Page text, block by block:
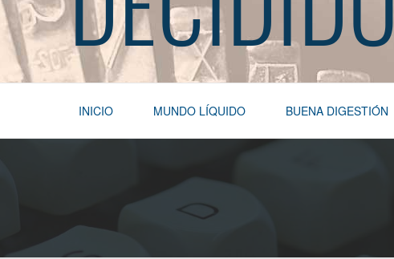
INICIO MUNDO LÍQUIDO BUENA DIGESTIÓN